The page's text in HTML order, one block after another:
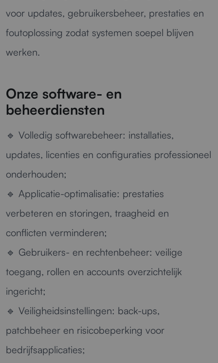
voor updates, gebruikersbeheer, prestaties en
foutoplossing zodat systemen soepel blijven
werken.
Onze software- en
beheerdiensten
🔹 Volledig softwarebeheer: installaties,
updates, licenties en configuraties professioneel
onderhouden;
🔹 Applicatie-optimalisatie: prestaties
verbeteren en storingen, traagheid en
conflicten verminderen;
🔹 Gebruikers- en rechtenbeheer: veilige
toegang, rollen en accounts overzichtelijk
ingericht;
🔹 Veiligheidsinstellingen: back-ups,
patchbeheer en risicobeperking voor
bedrijfsapplicaties;